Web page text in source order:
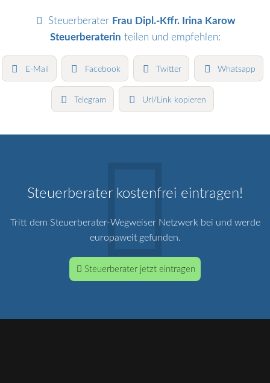
Steuerberater Frau Dipl.-Kffr. Irina Karow
Steuerberaterin teilen und empfehlen:
E-Mail Facebook Twitter Whatsapp
Telegram Url/Link kopieren
Steuerberater kostenfrei eintragen!
Tritt dem Steuerberater-Wegweiser Netzwerk bei und werde
europaweit gefunden.
Steuerberater jetzt eintragen